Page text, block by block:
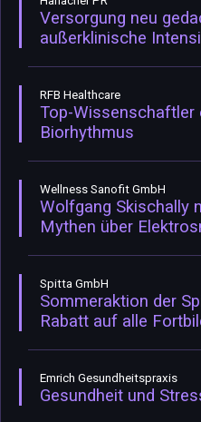
Versorgung neu
außerklinische
RFB Healthcare
Top-
Biorhythmus
Wellness Sanofit GmbH
Wolfgang Skischally
Mythen über
Spitta GmbH
Sommeraktion der
Rabatt auf alle
Emrich Gesundheitspraxis
Gesundheit und